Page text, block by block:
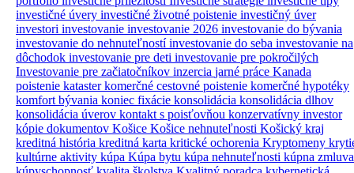
investičné úvery investičné životné poistenie investičný úver
investori investovanie investovanie 2026 investovanie do bývania
investovanie do nehnuteľnostíinvestovanie do seba investovanie na
dôchodok investovanie pre deti investovanie pre pokročilých
Investovanie pre začiatočníkov inzercia jarné práce Kanada
poistenie katasterkomerčné cestovné poistenie komerčné hypotéky
komfort bývania koniec fixácie konsolidácia konsolidácia dlhov
konsolidácia úverov kontakt s poisťovňou konzervatívny investor
kópie dokumentov Košice Košice nehnuteľnosti Košický kraj
kreditná história kreditná karta kritické ochorenia Kryptomeny
kultúrne aktivity kúpa Kúpa bytu kúpa nehnuteľnosti kúpna zmluva